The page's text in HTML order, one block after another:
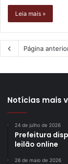
Leia mais »
Página
Notícias mais
24 de julho de 2026
Prefeitura
leilão online
26 de maio de 2026